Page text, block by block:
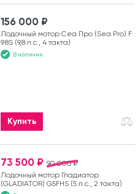
156 000 ₽
Лодочный мотор Сеа Про (Sea Pro) F
9.8S (9,8 л.с., 4 такта)
В наличии
Купить
90 000 ₽
73 500 ₽
Лодочный мотор Гладиатор
(GLADIATOR) G5FHS (5 л.с., 2 такта)